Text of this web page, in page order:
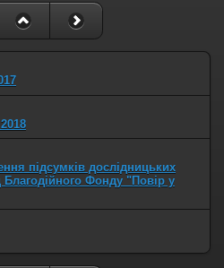
підсумків дослідницьких
Благодійного Фонду "Повір у